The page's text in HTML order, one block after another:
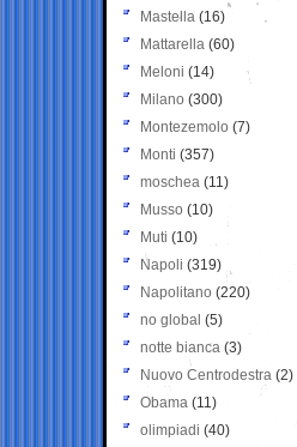
Mastella (16)
Mattarella (60)
Meloni (14)
Milano (300)
Montezemolo (7)
Monti (357)
moschea (11)
Musso (10)
Muti (10)
Napoli (319)
Napolitano (220)
no global (5)
notte bianca (3)
Nuovo Centrodestra (2)
Obama (11)
olimpiadi (40)